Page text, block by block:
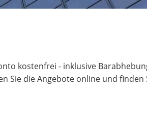
kostenfrei - inklusive
Sie die Angebote online und finden